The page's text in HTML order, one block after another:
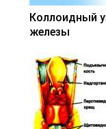
Коллоидный
железы